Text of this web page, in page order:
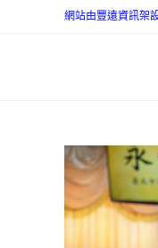
網站由豐遠資訊架